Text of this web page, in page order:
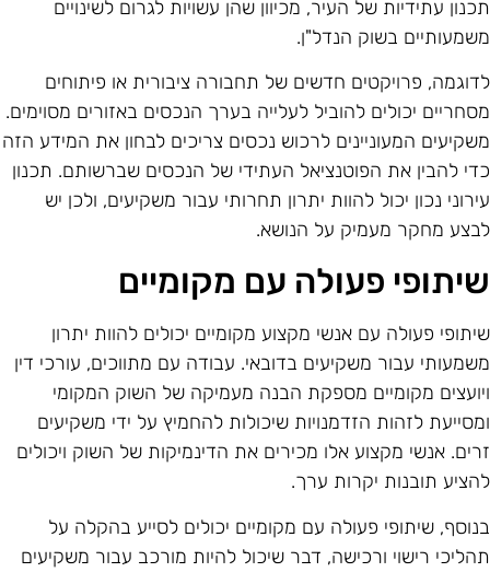
עתידיות של העיר, מכיוון שהן עשויות לגרום לשינויים
בשוק הנדל"ן.
פרויקטים חדשים של תחבורה ציבורית או פיתוחים
יכולים להוביל לעלייה בערך הנכסים באזורים מסוימים.
המעוניינים לרכוש נכסים צריכים לבחון את המידע הזה
להבין את הפוטנציאל העתידי של הנכסים שברשותם. תכנון
נכון יכול להוות יתרון תחרותי עבור משקיעים, ולכן יש
מחקר מעמיק על הנושא.
פעולה עם מקומיים
פעולה עם אנשי מקצוע מקומיים יכולים להוות יתרון
עבור משקיעים בדובאי. עבודה עם מתווכים, עורכי דין
מקומיים מספקת הבנה מעמיקה של השוק המקומי
לזהות הזדמנויות שיכולות להחמיץ על ידי משקיעים
אנשי מקצוע אלו מכירים את הדינמיקות של השוק ויכולים
תובנות יקרות ערך.
שיתופי פעולה עם מקומיים יכולים לסייע בהקלה על
רישוי ורכישה, דבר שיכול להיות מורכב עבור משקיעים